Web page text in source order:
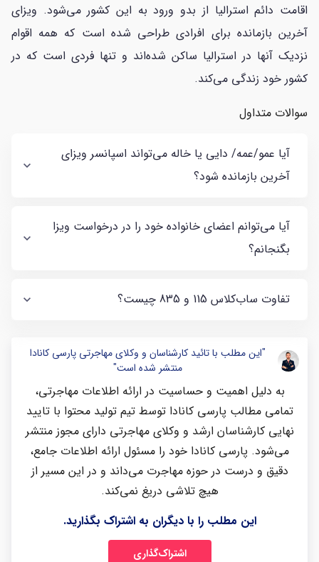
اقامت دائم استرالیا از بدو ورود به این کشور می‌شود. ویزای
آخرین بازمانده برای افرادی طراحی شده است که همه اقوام
نزدیک آنها در استرالیا ساکن شده‌اند و تنها فردی است که در
کشور خود زندگی می‌کند.
سوالات متداول
آیا عمو/عمه/ دایی یا خاله می‌تواند اسپانسر ویزای
آخرین بازمانده شود؟
آیا می‌توانم اعضای خانواده خود را در درخواست ویزا
بگنجانم؟
تفاوت ساب‌کلاس 115 و 835 چیست؟
"این مطلب با تائید کارشناسان و وکلای مهاجرتی پارسی کانادا
منتشر شده است"
به دلیل اهمیت و حساسیت در ارائه اطلاعات مهاجرتی،
تمامی مطالب پارسی کانادا توسط تیم تولید محتوا با تایید
نهایی کارشناسان ارشد و وکلای مهاجرتی دارای مجوز منتشر
می‌شود. پارسی کانادا خود را مسئول ارائه اطلاعات جامع،
دقیق و درست در حوزه مهاجرت می‌داند و در این مسیر از
هیچ تلاشی دریغ نمی‌کند.
این مطلب را با دیگران به اشتراک بگذارید.
اشتراک‌گذاری